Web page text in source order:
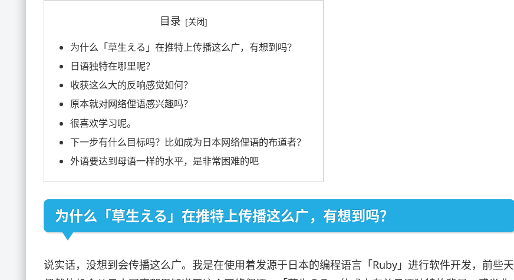
目录
为什么「草生える」在推特上传播这么广，有想到吗？
日语独特在哪里呢？
收获这么大的反响感觉如何？
原本就对网络俚语感兴趣吗？
很喜欢学习呢。
下一步有什么目标吗？比如成为日本网络俚语的布道者？
外语要达到母语一样的水平，是非常困难的吧
为什么「草生える」在推特上传播这么广，有想到吗？
说实话，没想到会传播这么广。我是在使用着发源于日本的编程语言「Ruby」进行软件开发，前些天